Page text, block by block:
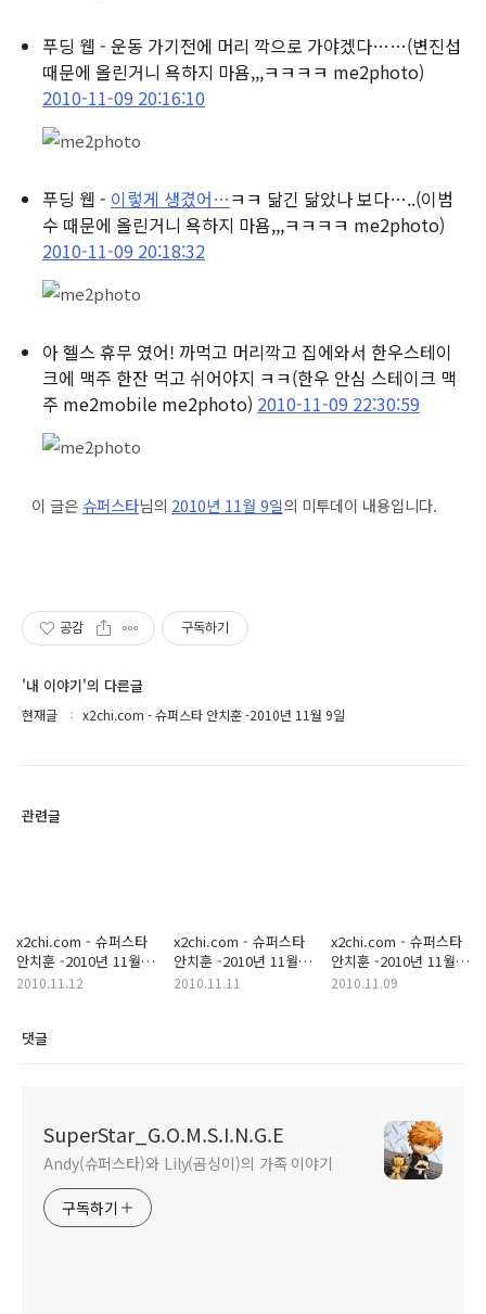
푸딩 웹 - 운동 가기전에 머리 깍으로 가야겠다……(변진섭
때문에 올린거니 욕하지 마욤,,,ㅋㅋㅋㅋ me2photo)
2010-11-09 20:16:10
푸딩 웹 - 이렇게 생겼어…ㅋㅋ 닮긴 닮았나 보다…..(이범
수 때문에 올린거니 욕하지 마욤,,,ㅋㅋㅋㅋ me2photo)
2010-11-09 20:18:32
아 헬스 휴무 였어! 까먹고 머리깍고 집에와서 한우스테이
크에 맥주 한잔 먹고 쉬어야지 ㅋㅋ(한우 안심 스테이크 맥
주 me2mobile me2photo) 2010-11-09 22:30:59
이 글은 슈퍼스타님의 2010년 11월 9일의 미투데이 내용입니다.
공감 구독하기
'내 이야기'의 다른글
현재글 x2chi.com - 슈퍼스타 안치훈 -2010년 11월 9일
관련글
x2chi.com - 슈퍼스타
안치훈 -2010년 11월
11일
2010.11.12
x2chi.com - 슈퍼스타
안치훈 -2010년 11월
10일
2010.11.11
x2chi.com - 슈퍼스타
안치훈 -2010년 11월
8일
2010.11.09
댓글
SuperStar_G.O.M.S.I.N.G.E
Andy(슈퍼스타)와 Lily(곰싱이)의 가족 이야기
구독하기